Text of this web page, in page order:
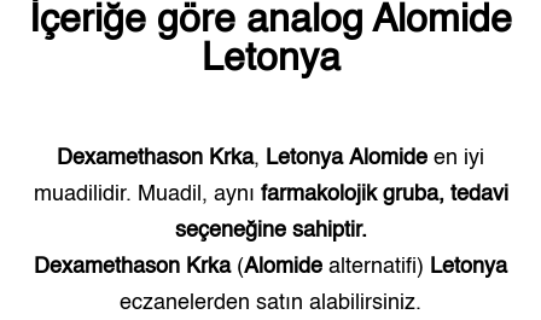
İçeriğe göre analog Alomide
Letonya
Dexamethason Krka, Letonya Alomide en iyi
muadilidir. Muadil, aynı farmakolojik gruba, tedavi
seçeneğine sahiptir.
Dexamethason Krka(Alomide alternatifi) Letonya
eczanelerden satın alabilirsiniz.